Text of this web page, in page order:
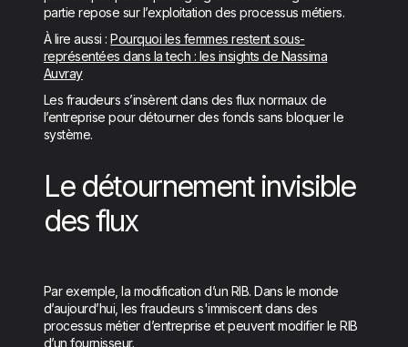
partie repose sur l’exploitation des processus métiers.
À lire aussi :Pourquoi les femmes restent sous-
représentées dans la tech : les insights de Nassima
Auvray
Les fraudeurs s’insèrent dans des flux normaux de
l’entreprise pour détourner des fonds sans bloquer le
système.
Le détournement invisible
des flux
Par exemple, la modification d’un RIB. Dans le monde
d’aujourd’hui, les fraudeurs s'immiscent dans des
processus métier d’entreprise et peuvent modifier le RIB
d’un fournisseur.